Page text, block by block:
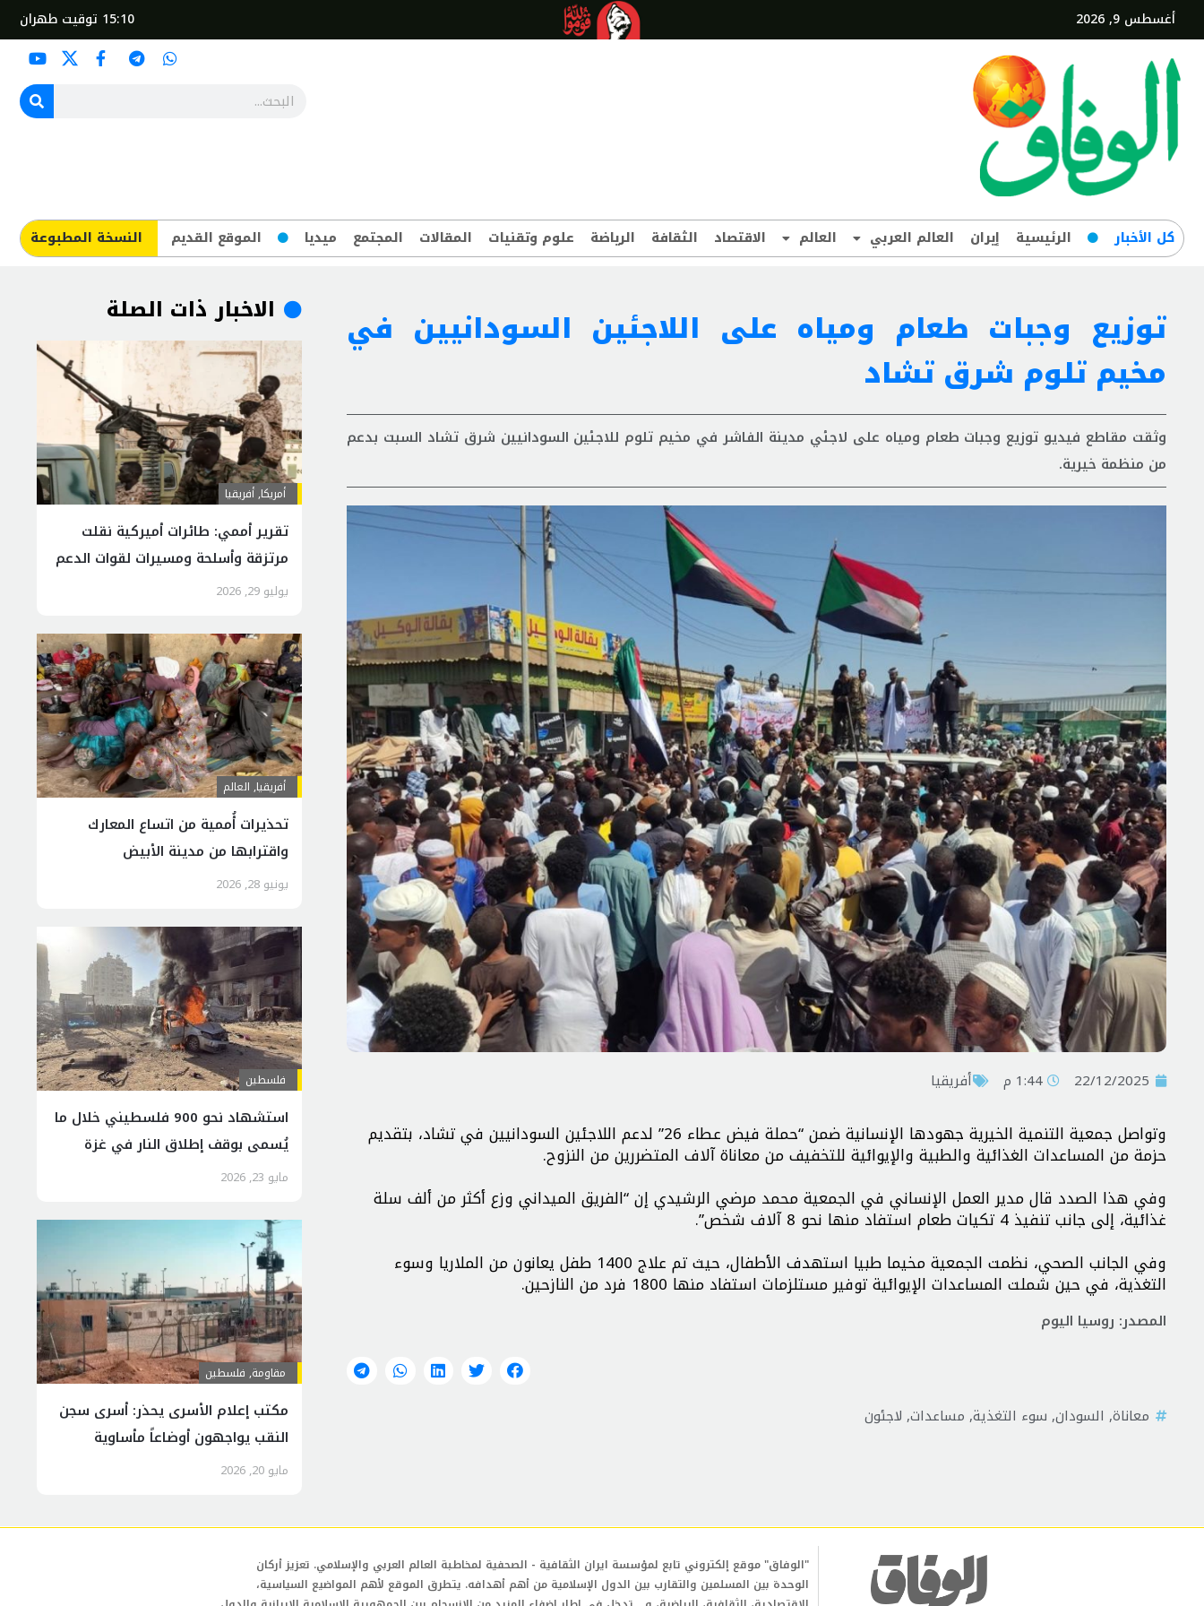
أغسطس 9, 2026 15:10 توقيت طهران
کل‌ الأخبار الرئيسية إيران العالم العربي العالم الاقتصاد الثقافة الرياضة علوم وتقنيات المقالات المجتمع ميديا الموقع القديم ​النسخة المطبوعة
توزيع وجبات طعام ومياه على اللاجئين السودانيين في
مخيم تلوم شرق تشاد
وثقت مقاطع فيديو توزيع وجبات طعام ومياه على لاجئي مدينة الفاشر في مخيم تلوم للاجئين السودانيين شرق تشاد السبت بدعم
من منظمة خيرية.
22/12/2025 1:44 م أفريقيا
وتواصل جمعية التنمية الخيرية جهودها الإنسانية ضمن “حملة فيض عطاء 26” لدعم اللاجئين السودانيين في تشاد، بتقديم
حزمة من المساعدات الغذائية والطبية والإيوائية للتخفيف من معاناة آلاف المتضررين من النزوح.
وفي هذا الصدد قال مدير العمل الإنساني في الجمعية محمد مرضي الرشيدي إن “الفريق الميداني وزع أكثر من ألف سلة
غذائية، إلى جانب تنفيذ 4 تكيات طعام استفاد منها نحو 8 آلاف شخص”.
وفي الجانب الصحي، نظمت الجمعية مخيما طبيا استهدف الأطفال، حيث تم علاج 1400 طفل يعانون من الملاريا وسوء
التغذية، في حين شملت المساعدات الإيوائية توفير مستلزمات استفاد منها 1800 فرد من النازحين.
المصدر: روسيا اليوم
معاناة, السودان, سوء التغذية, مساعدات, لاجئون
الاخبار ذات الصلة
أمريكا,أفريقيا
تقرير أممي: طائرات أميركية نقلت
مرتزقة وأسلحة ومسيرات لقوات الدعم
السريع في السودان
يوليو 29, 2026
أفريقيا, العالم
تحذيرات أُُُممية من اتساع المعارك
واقترابها من مدينة الأبيض
يونيو 28, 2026
فلسطين
استشهاد نحو 900 فلسطيني خلال ما
يُسمى بوقف إطلاق النار في غزة
مايو 23, 2026
مقاومة, فلسطين
مكتب إعلام الأسرى يحذر: أسرى سجن
النقب يواجهون أوضاعاً مأساوية
مايو 20, 2026
"الوفاق" موقع إلكتروني تابع لمؤسسة ايران الثقافية - الصحفية لمخاطبة العالم العربي والإسلامي. تعزيز أركان
الوحدة بين المسلمين والتقارب بين الدول الإسلامية من أهم أهدافه. يتطرق الموقع لأهم المواضيع السياسية،